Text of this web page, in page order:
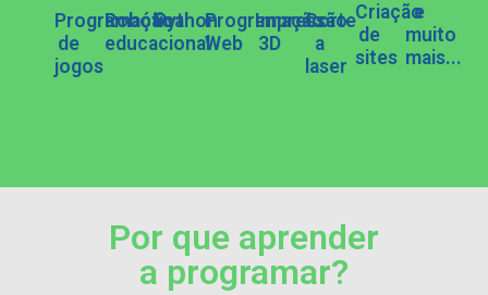
Programação
de
jogos
Robótica
educacional
PythonProgramação
Web
Impressão
3D
Corte
a
laser
Criação
de
sites
e
muito
mais...
Por que aprender
a programar?